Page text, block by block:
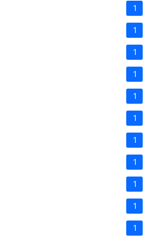
1
1
1
1
1
1
1
1
1
1
1